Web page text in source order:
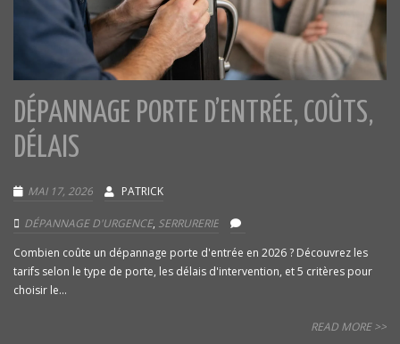
DÉPANNAGE PORTE D’ENTRÉE, COÛTS,
DÉLAIS
MAI 17, 2026 PATRICK
DÉPANNAGE D'URGENCE, SERRURERIE
Combien coûte un dépannage porte d'entrée en 2026 ? Découvrez les
tarifs selon le type de porte, les délais d'intervention, et 5 critères pour
choisir le...
READ MORE >>